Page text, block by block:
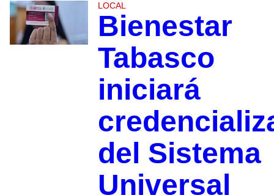
LOCAL
Bienestar
Tabasco
iniciará
del Sistema
Universal